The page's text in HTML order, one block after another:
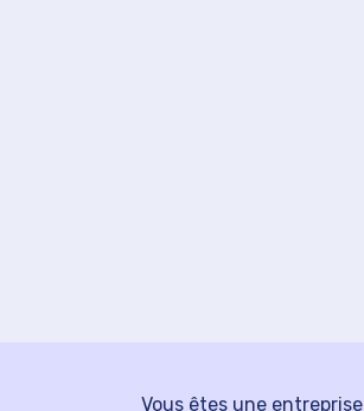
Vous êtes une entreprise